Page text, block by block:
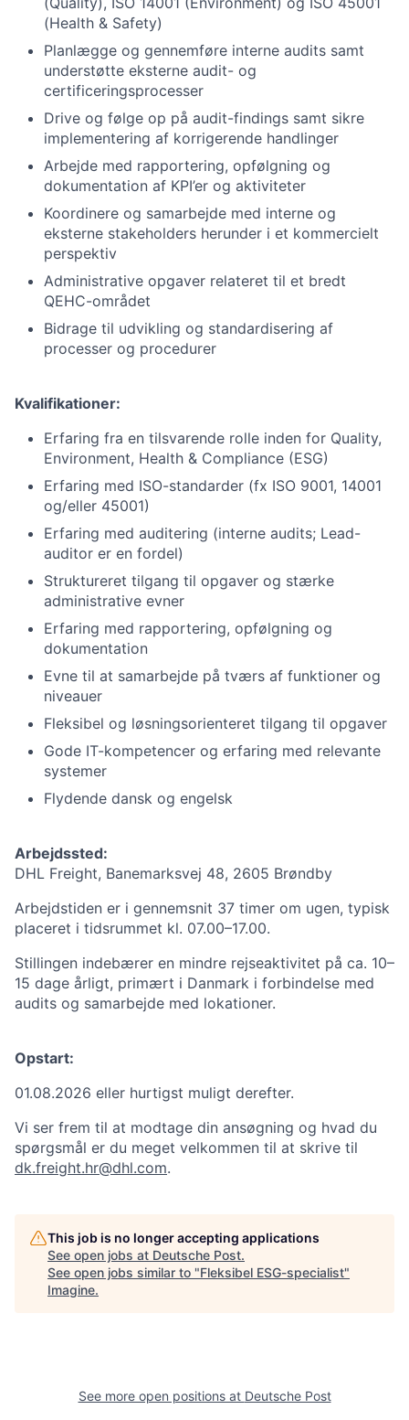
(Health & Safety)
Planlægge og gennemføre interne audits samt
understøtte eksterne audit- og
certificeringsprocesser
Drive og følge op på audit-findings samt sikre
implementering af korrigerende handlinger
Arbejde med rapportering, opfølgning og
dokumentation af KPI’er og aktiviteter
Koordinere og samarbejde med interne og
eksterne stakeholders herunder i et kommercielt
perspektiv
Administrative opgaver relateret til et bredt
QEHC-området
Bidrage til udvikling og standardisering af
processer og procedurer
Kvalifikationer:
Erfaring fra en tilsvarende rolle inden for Quality,
Environment, Health & Compliance (ESG)
Erfaring med ISO-standarder (fx ISO 9001, 14001
og/eller 45001)
Erfaring med auditering (interne audits; Lead-
auditor er en fordel)
Struktureret tilgang til opgaver og stærke
administrative evner
Erfaring med rapportering, opfølgning og
dokumentation
Evne til at samarbejde på tværs af funktioner og
niveauer
Fleksibel og løsningsorienteret tilgang til opgaver
Gode IT-kompetencer og erfaring med relevante
systemer
Flydende dansk og engelsk
Arbejdssted:
DHL Freight, Banemarksvej 48, 2605 Brøndby
Arbejdstiden er i gennemsnit 37 timer om ugen, typisk
placeret i tidsrummet kl. 07.00–17.00.
Stillingen indebærer en mindre rejseaktivitet på ca. 10–
15 dage årligt, primært i Danmark i forbindelse med
audits og samarbejde med lokationer.
Opstart:
01.08.2026 eller hurtigst muligt derefter.
Vi ser frem til at modtage din ansøgning og hvad du
spørgsmål er du meget velkommen til at skrive til
dk.freight.hr@dhl.com.
This job is no longer accepting applications
See open jobs at Deutsche Post.
See open jobs similar to "Fleksibel ESG-specialist"
Imagine.
See more open positions at Deutsche Post